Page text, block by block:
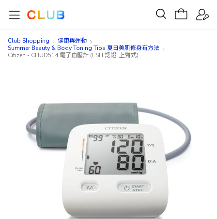
Club Shopping
健康與運動
Summer Beauty & Body Toning Tips 夏日美肌修身有方法
Citizen - CHUD514 電子血壓計 (ESH 認證, 上臂式)
images
gallery
images
gallery